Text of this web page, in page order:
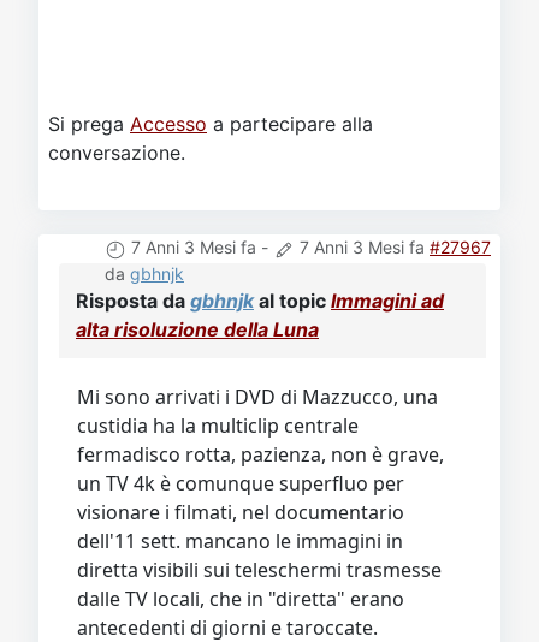
Si prega Accesso a partecipare alla
conversazione.
7 Anni 3 Mesi fa - 7 Anni 3 Mesi fa #27967
da gbhnjk
Risposta da gbhnjkal topic Immagini ad
alta risoluzione della Luna
Mi sono arrivati i DVD di Mazzucco, una
custidia ha la multiclip centrale
fermadisco rotta, pazienza, non è grave,
un TV 4k è comunque superfluo per
visionare i filmati, nel documentario
dell'11 sett. mancano le immagini in
diretta visibili sui teleschermi trasmesse
dalle TV locali, che in "diretta" erano
antecedenti di giorni e taroccate.